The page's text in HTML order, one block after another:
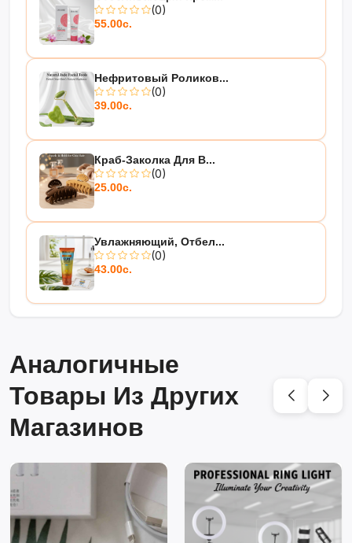
(0)
55.00с.
Нефритовый Роликов...
(0)
39.00с.
Краб-Заколка Для В...
(0)
25.00с.
Увлажняющий, Отбел...
(0)
43.00с.
Аналогичные
Товары Из Других
Магазинов